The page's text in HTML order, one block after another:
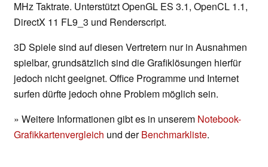
MHz Taktrate. Unterstützt OpenGL ES 3.1, OpenCL 1.1,
DirectX 11 FL9_3 und Renderscript.
3D Spiele sind auf diesen Vertretern nur in Ausnahmen
spielbar, grundsätzlich sind die Grafiklösungen hierfür
jedoch nicht geeignet. Office Programme und Internet
surfen dürfte jedoch ohne Problem möglich sein.
» Weitere Informationen gibt es in unserem Notebook-
Grafikkartenvergleich und derBenchmarkliste.